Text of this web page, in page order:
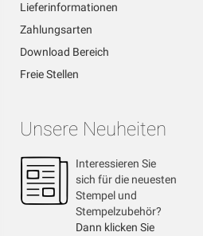
Lieferinformationen
Zahlungsarten
Download Bereich
Freie Stellen
Unsere Neuheiten
Interessieren Sie
sich für die neuesten
Stempel und
Stempelzubehör?
Dann klicken Sie